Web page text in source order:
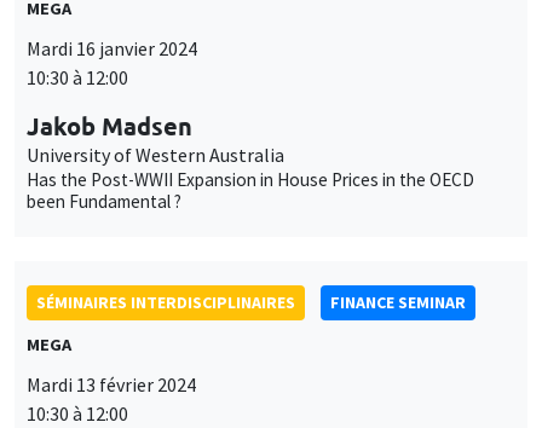
MEGA
Mardi 16 janvier 2024
10:30 à 12:00
Jakob Madsen
University of Western Australia
Has the Post-WWII Expansion in House Prices in the OECD
been Fundamental ?
SÉMINAIRES INTERDISCIPLINAIRES
FINANCE SEMINAR
MEGA
Mardi 13 février 2024
10:30 à 12:00